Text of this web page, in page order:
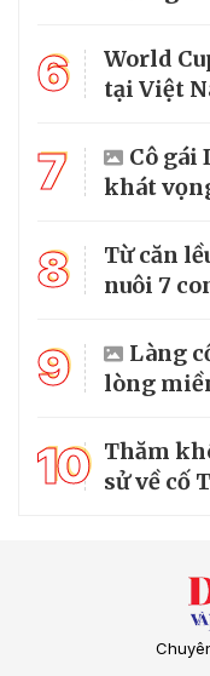
6
World
tại Việt
7
Cô gái
khát
8
Từ căn
nuôi 7
9
Làng
lòng
10 Thăm
sử về cố